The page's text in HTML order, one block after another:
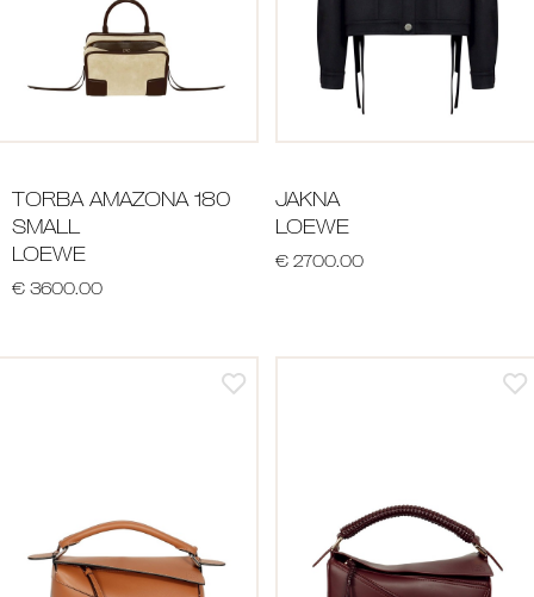
TORBA AMAZONA 180
SMALL
LOEWE
€ 3600.00
JAKNA
LOEWE
€ 2700.00